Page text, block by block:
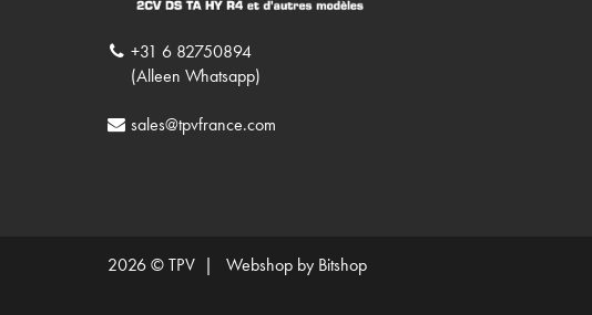
+31 6 82750894
(Alleen Whatsapp)
sales@tpvfrance.com
2026 © TPV | Webshop by Bitshop